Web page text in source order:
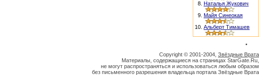
8. Наталья Жукович
9. Майя Синеокая
10. Альберт Тимашев
Copyright © 2001-2004, Звёздные Врата
Материалы, содержащиеся на страницах StarGate.Ru,
не могут распространяться и использоваться любым образом
без письменного разрешения владельца портала Звёздные Врата